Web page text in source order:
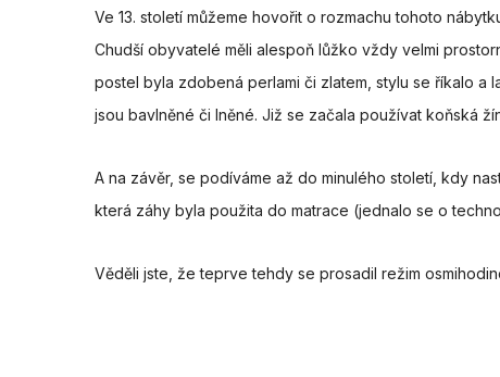
Ve 13. století můžeme hovořit o rozmachu tohoto
Chudší obyvatelé měli alespoň lůžko vždy velmi
postel byla zdobená perlami či zlatem, stylu se říkalo
jsou bavlněné či lněné. Již se začala používat koňská
A na závěr, se podíváme až do minulého století, kdy
která záhy byla použita do matrace (jednalo se o
Věděli jste, že teprve tehdy se prosadil režim